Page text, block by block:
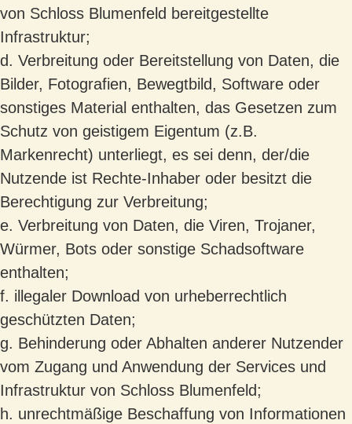
von Schloss Blumenfeld bereitgestellte
Infrastruktur;
d. Verbreitung oder Bereitstellung von Daten, die
Bilder, Fotografien, Bewegtbild, Software oder
sonstiges Material enthalten, das Gesetzen zum
Schutz von geistigem Eigentum (z.B.
Markenrecht) unterliegt, es sei denn, der/die
Nutzende ist Rechte-Inhaber oder besitzt die
Berechtigung zur Verbreitung;
e. Verbreitung von Daten, die Viren, Trojaner,
Würmer, Bots oder sonstige Schadsoftware
enthalten;
f. illegaler Download von urheberrechtlich
geschützten Daten;
g. Behinderung oder Abhalten anderer Nutzender
vom Zugang und Anwendung der Services und
Infrastruktur von Schloss Blumenfeld;
h. unrechtmäßige Beschaffung von Informationen